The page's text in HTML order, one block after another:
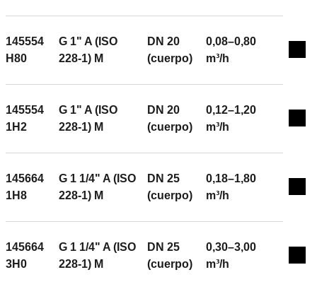
145554
H80
G 1" A (ISO
228-1) M
DN 20
(cuerpo)
0,08–0,80
m³/h
145554
1H2
G 1" A (ISO
228-1) M
DN 20
(cuerpo)
0,12–1,20
m³/h
145664
1H8
G 1 1/4" A (ISO
228-1) M
DN 25
(cuerpo)
0,18–1,80
m³/h
145664
3H0
G 1 1/4" A (ISO
228-1) M
DN 25
(cuerpo)
0,30–3,00
m³/h